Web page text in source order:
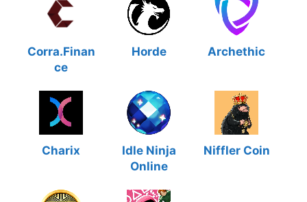
Corra.Finan
ce
Horde Archethic
Charix
Idle Ninja
Online
Niffler Coin